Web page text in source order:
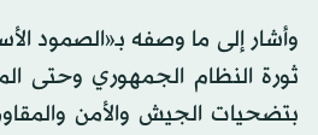
وأشار إلى ما وصفه بـ«الصمود
ثورة النظام الجمهوري وحتى
بتضحيات الجيش والأمن